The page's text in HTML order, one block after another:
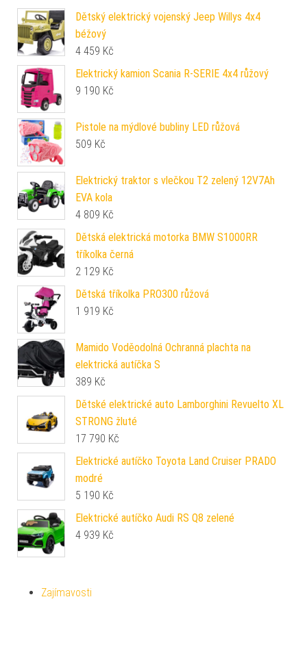
Dětský elektrický vojenský Jeep Willys 4x4
béžový
4 459 Kč
Elektrický kamion Scania R-SERIE 4x4 růžový
9 190 Kč
Pistole na mýdlové bubliny LED růžová
509 Kč
Elektrický traktor s vlečkou T2 zelený 12V7Ah
EVA kola
4 809 Kč
Dětská elektrická motorka BMW S1000RR
tříkolka černá
2 129 Kč
Dětská tříkolka PRO300 růžová
1 919 Kč
Mamido Voděodolná Ochranná plachta na
elektrická autíčka S
389 Kč
Dětské elektrické auto Lamborghini Revuelto XL
STRONG žluté
17 790 Kč
Elektrické autíčko Toyota Land Cruiser PRADO
modré
5 190 Kč
Elektrické autíčko Audi RS Q8 zelené
4 939 Kč
Zajímavosti